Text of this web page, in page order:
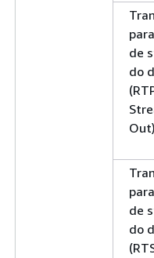
de
do
Out)
de
do